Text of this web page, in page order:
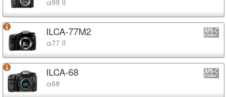
ILCA-77M2
α77 II
ILCA-68
α68